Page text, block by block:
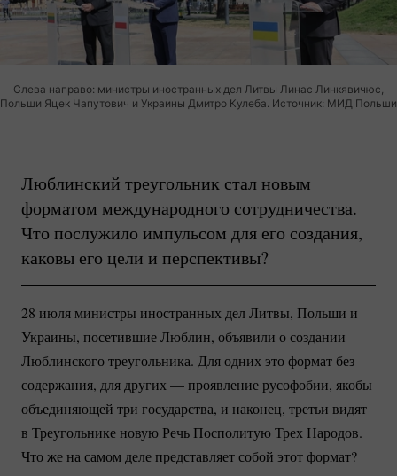
Слева направо: министры иностранных дел Литвы Линас Линкявичюс,
Польши Яцек Чапутович и Украины Дмитро Кулеба. Источник: МИД Польши
Люблинский треугольник стал новым
форматом международного сотрудничества.
Что послужило импульсом для его создания,
каковы его цели и перспективы?
28 июля министры иностранных дел Литвы, Польши и
Украины, посетившие Люблин, объявили о создании
Люблинского треугольника. Для одних это формат без
содержания, для других — проявление русофобии, якобы
объединяющей три государства, и наконец, третьи видят
в Треугольнике новую Речь Посполитую Трех Народов.
Что же на самом деле представляет собой этот формат?